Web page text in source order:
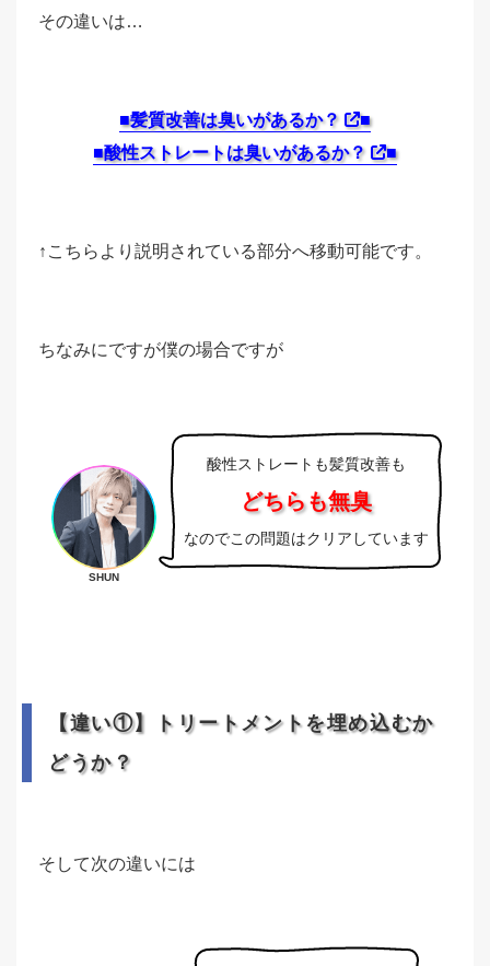
その違いは…
■髪質改善は臭いがあるか？
■
■酸性ストレートは臭いがあるか？
■
↑こちらより説明されている部分へ移動可能です。
ちなみにですが僕の場合ですが
SHUN
酸性ストレートも髪質改善も
どちらも無臭
なのでこの問題はクリアしています
【違い①】トリートメントを埋め込むか
どうか？
そして次の違いには